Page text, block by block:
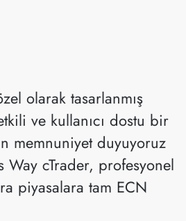
olarak tasarlanmış
ve kullanıcı dostu bir
memnuniyet duyuyoruz
Way cTrader, profesyonel
piyasalara tam ECN